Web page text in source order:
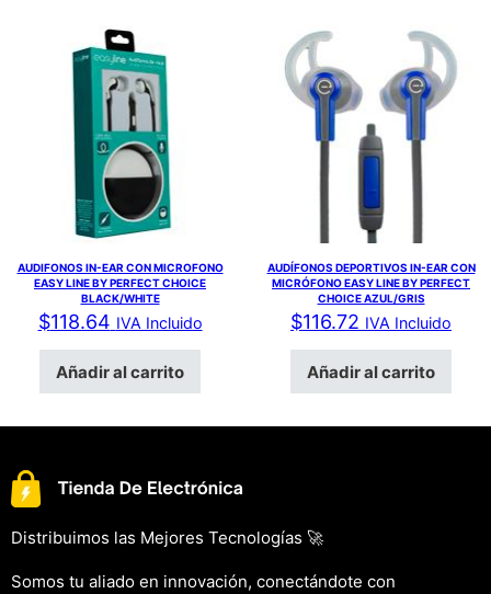
AUDIFONOS IN-EAR CON MICROFONO
EASY LINE BY PERFECT CHOICE
BLACK/WHITE
$118.64 IVA Incluido
Añadir al carrito
AUDÍFONOS DEPORTIVOS IN-EAR CON
MICRÓFONO EASY LINE BY PERFECT
CHOICE AZUL/GRIS
$116.72 IVA Incluido
Añadir al carrito
Distribuimos las Mejores Tecnologías 🚀
Somos tu aliado en innovación, conectándote con